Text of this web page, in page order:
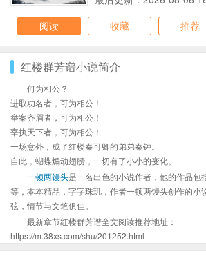
阅读
收藏 推荐
红楼群芳谱小说简介
何为相公？
进取功名者，可为相公！
举案齐眉者，可为相公！
宰执天下者，可为相公！
一场意外，成了红楼秦可卿的弟弟秦钟。
自此，蝴蝶煽动翅膀，一切有了小小的变化。
一顿两馒头是一名出色的小说作者，他的作品包
等，本本精品，字字珠玑，作者一顿两馒头创作的小
弦，情节与文笔俱佳。
最新章节红楼群芳谱全文阅读推荐地址：
https://m.38xs.com/shu/201252.html